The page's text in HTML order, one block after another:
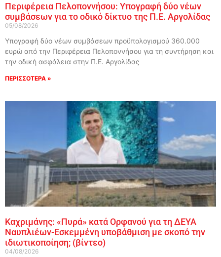
Περιφέρεια Πελοποννήσου: Υπογραφή δύο νέων
συμβάσεων για το οδικό δίκτυο της Π.Ε. Αργολίδας
05/08/2026
Υπογραφή δύο νέων συμβάσεων προϋπολογισμού 360.000
ευρώ από την Περιφέρεια Πελοποννήσου για τη συντήρηση και
την οδική ασφάλεια στην Π.Ε. Αργολίδας
ΠΕΡΙΣΣΟΤΕΡΑ »
Καχριμάνης: «Πυρά» κατά Ορφανού για τη ΔΕΥΑ
Ναυπλιέων-Εσκεμμένη υποβάθμιση με σκοπό την
ιδιωτικοποίηση; (βίντεο)
04/08/2026